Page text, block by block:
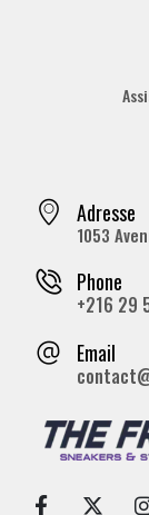
Adresse
1053
Phone
+216 29
Email